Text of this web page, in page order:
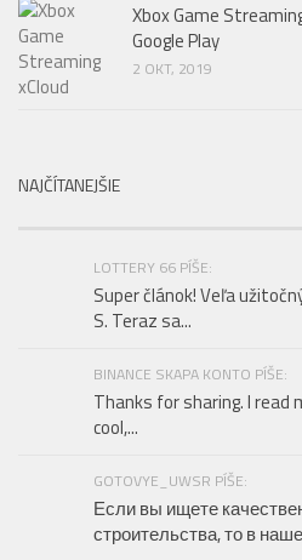
Xbox Game
Google Play
2 OKT, 2019
NAJČÍTANEJŠIE
LOTTERY 66 PÍŠE:
Super článok! Veľa
S. Teraz sa...
BINANCE SKAPA KONTO PÍŠE:
Thanks for sharing. I read
cool,...
GOTOVYE_UWSR PÍŠE:
Если вы ищете
строительства, то в